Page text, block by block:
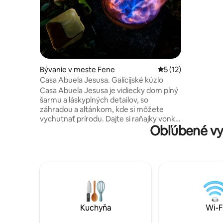
Bývanie v meste Fene Priemerné
5 (12)
Casa Abuela Jesusa. Galícijské kúzlo
Casa Abuela Jesusa je vidiecky dom plný
šarmu a láskyplných detailov, so
záhradou a altánkom, kde si môžete
vychutnať prírodu. Dajte si raňajky vonku
☕️. Ideálne miesto na oddych, relax a
vychutnávanie si prírodnej krásy parku
del Eume, 5 minút od Fene a 10 minút od
Ferrolu a Naronu. Bývanie má nabíjaciu
stanicu typu 2 s výkonom 7,4 kW pre
elektrické vozidlá ⚡️
Obľúbené
Kuchyňa Wi-